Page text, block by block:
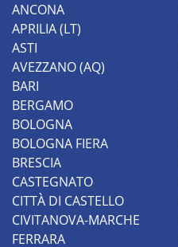
ANCONA
APRILIA (LT)
ASTI
AVEZZANO (AQ)
BARI
BERGAMO
BOLOGNA
BOLOGNA FIERA
BRESCIA
CASTEGNATO
CITTÀ DI CASTELLO
CIVITANOVA-MARCHE
FERRARA